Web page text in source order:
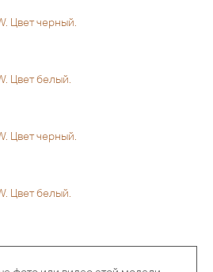
Цвет черный.
Цвет белый.
Цвет черный.
Цвет белый.